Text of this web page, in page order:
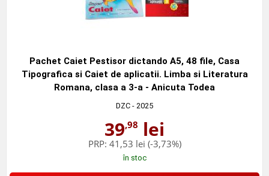
Pachet Caiet Pestisor dictando A5, 48 file, Casa
Tipografica si Caiet de aplicatii. Limba si Literatura
Romana, clasa a 3-a - Anicuta Todea
DZC - 2025
39,98 lei
PRP: 41,53 lei (-3,73%)
în stoc